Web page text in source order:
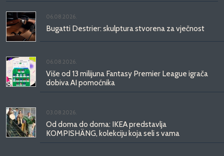
06.08.2026.
Bugatti Destrier: skulptura stvorena za vječnost
06.08.2026.
Više od 13 milijuna Fantasy Premier League igrača
dobiva AI pomoćnika
03.08.2026.
Od doma do doma: IKEA predstavlja
KOMPISHÄNG, kolekciju koja seli s vama